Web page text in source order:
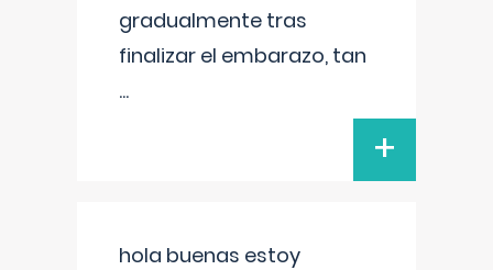
gradualmente tras
finalizar el embarazo, tan
...
+
hola buenas estoy